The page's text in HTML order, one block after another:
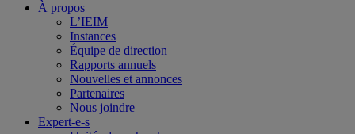
À propos
L’IEIM
Instances
Équipe de direction
Rapports annuels
Nouvelles et annonces
Partenaires
Nous joindre
Expert-e-s